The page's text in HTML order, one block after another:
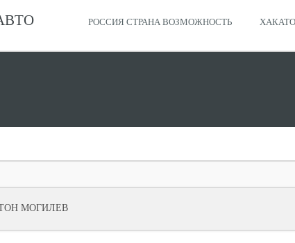
РОССИЯ СТРАНА ВОЗМОЖНОСТЬ
МОГИЛЕВ